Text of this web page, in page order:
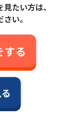
たい方は、
い。
する